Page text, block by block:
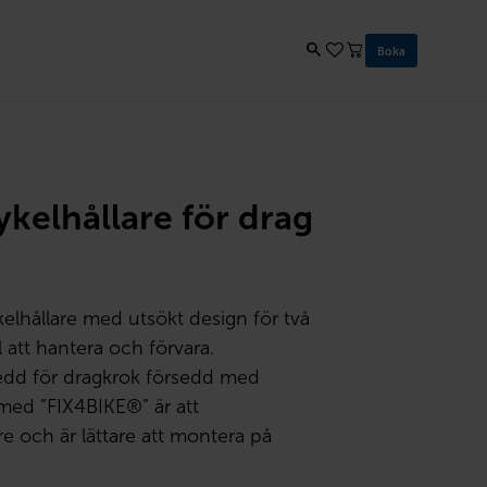
Boka
för drag
med utsökt design för två
hantera och förvara.
för dragkrok försedd med
”FIX4BIKE®” är att
och är lättare att montera på